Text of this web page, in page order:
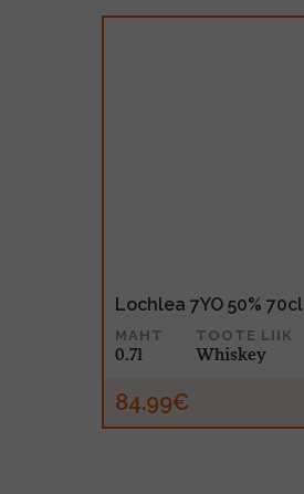
Lochlea 7YO 50% 70cl
MAHT
0.7l
TOOTE LIIK
Whiskey
84.99€